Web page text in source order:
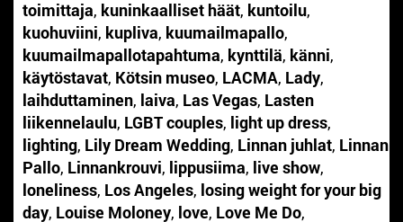
toimittaja, kuninkaalliset häät, kuntoilu,
kuohuviini, kupliva, kuumailmapallo,
kuumailmapallotapahtuma, kynttilä, känni,
käytöstavat, Kötsin museo, LACMA, Lady,
laihduttaminen, laiva, Las Vegas, Lasten
liikennelaulu, LGBT couples, light up dress,
lighting, Lily Dream Wedding, Linnan juhlat, Linnan
Pallo, Linnankrouvi, lippusiima, live show,
loneliness, Los Angeles, losing weight for your big
day, Louise Moloney, love, Love Me Do,